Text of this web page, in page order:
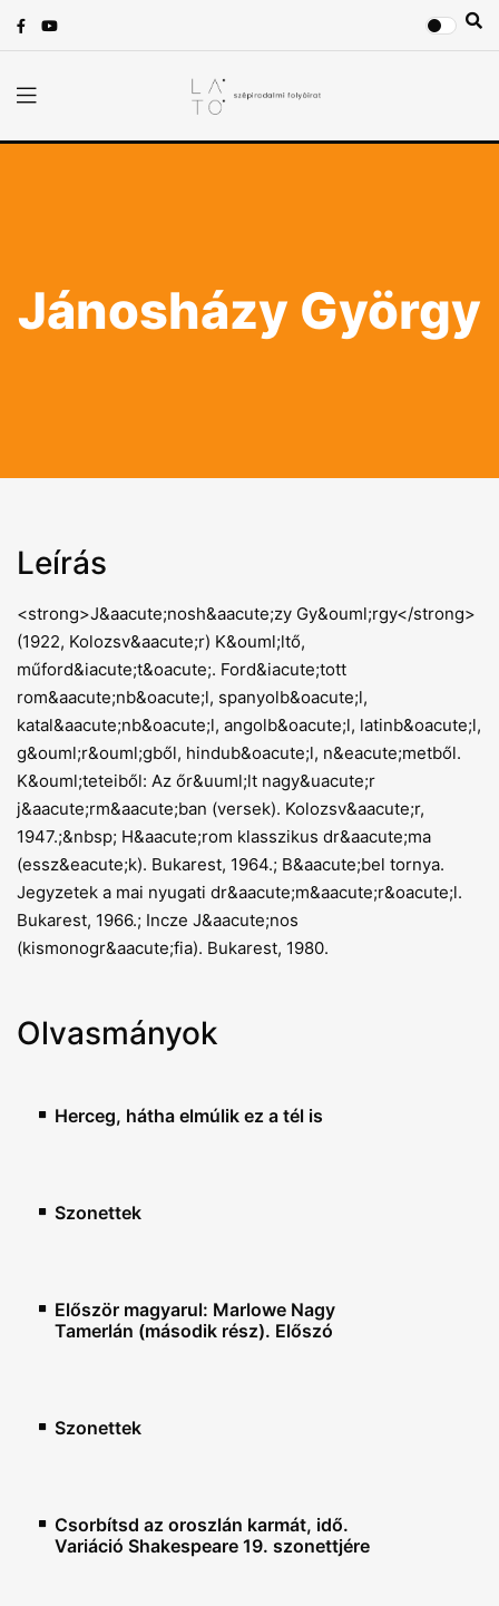
Jánosházy György
Leírás
<strong>J&aacute;nosh&aacute;zy Gy&ouml;rgy</strong>
(1922, Kolozsv&aacute;r) K&ouml;ltő,
műford&iacute;t&oacute;. Ford&iacute;tott
rom&aacute;nb&oacute;l, spanyolb&oacute;l,
katal&aacute;nb&oacute;l, angolb&oacute;l, latinb&oacute;l,
g&ouml;r&ouml;gből, hindub&oacute;l, n&eacute;metből.
K&ouml;teteiből: Az őr&uuml;lt nagy&uacute;r
j&aacute;rm&aacute;ban (versek). Kolozsv&aacute;r,
1947.;&nbsp; H&aacute;rom klasszikus dr&aacute;ma
(essz&eacute;k). Bukarest, 1964.; B&aacute;bel tornya.
Jegyzetek a mai nyugati dr&aacute;m&aacute;r&oacute;l.
Bukarest, 1966.; Incze J&aacute;nos
(kismonogr&aacute;fia). Bukarest, 1980.
Olvasmányok
Herceg, hátha elmúlik ez a tél is
Szonettek
Először magyarul: Marlowe Nagy
Tamerlán (második rész). Előszó
Szonettek
Csorbítsd az oroszlán karmát, idő.
Variáció Shakespeare 19. szonettjére